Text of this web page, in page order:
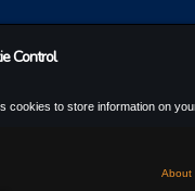
Control
cookies to store information on
About